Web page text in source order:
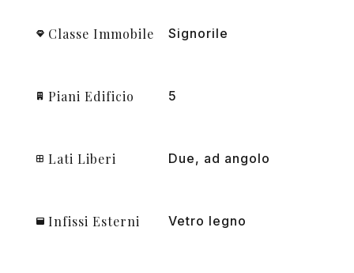
Classe Immobile Signorile
Piani Edificio 5
Lati Liberi Due, ad angolo
Infissi Esterni Vetro legno